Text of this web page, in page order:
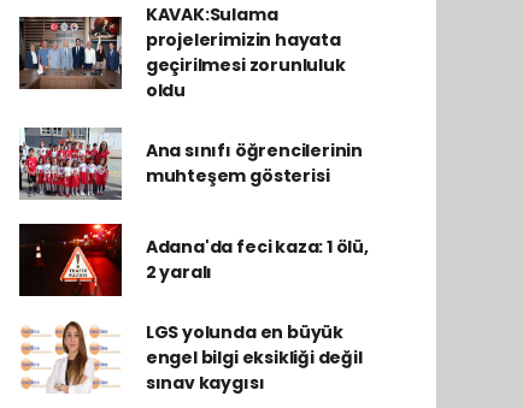
KAVAK:Sulama
projelerimizin hayata
geçirilmesi zorunluluk
oldu
Ana sınıfı öğrencilerinin
muhteşem gösterisi
Adana'da feci kaza: 1 ölü,
2 yaralı
LGS yolunda en büyük
engel bilgi eksikliği değil
sınav kaygısı